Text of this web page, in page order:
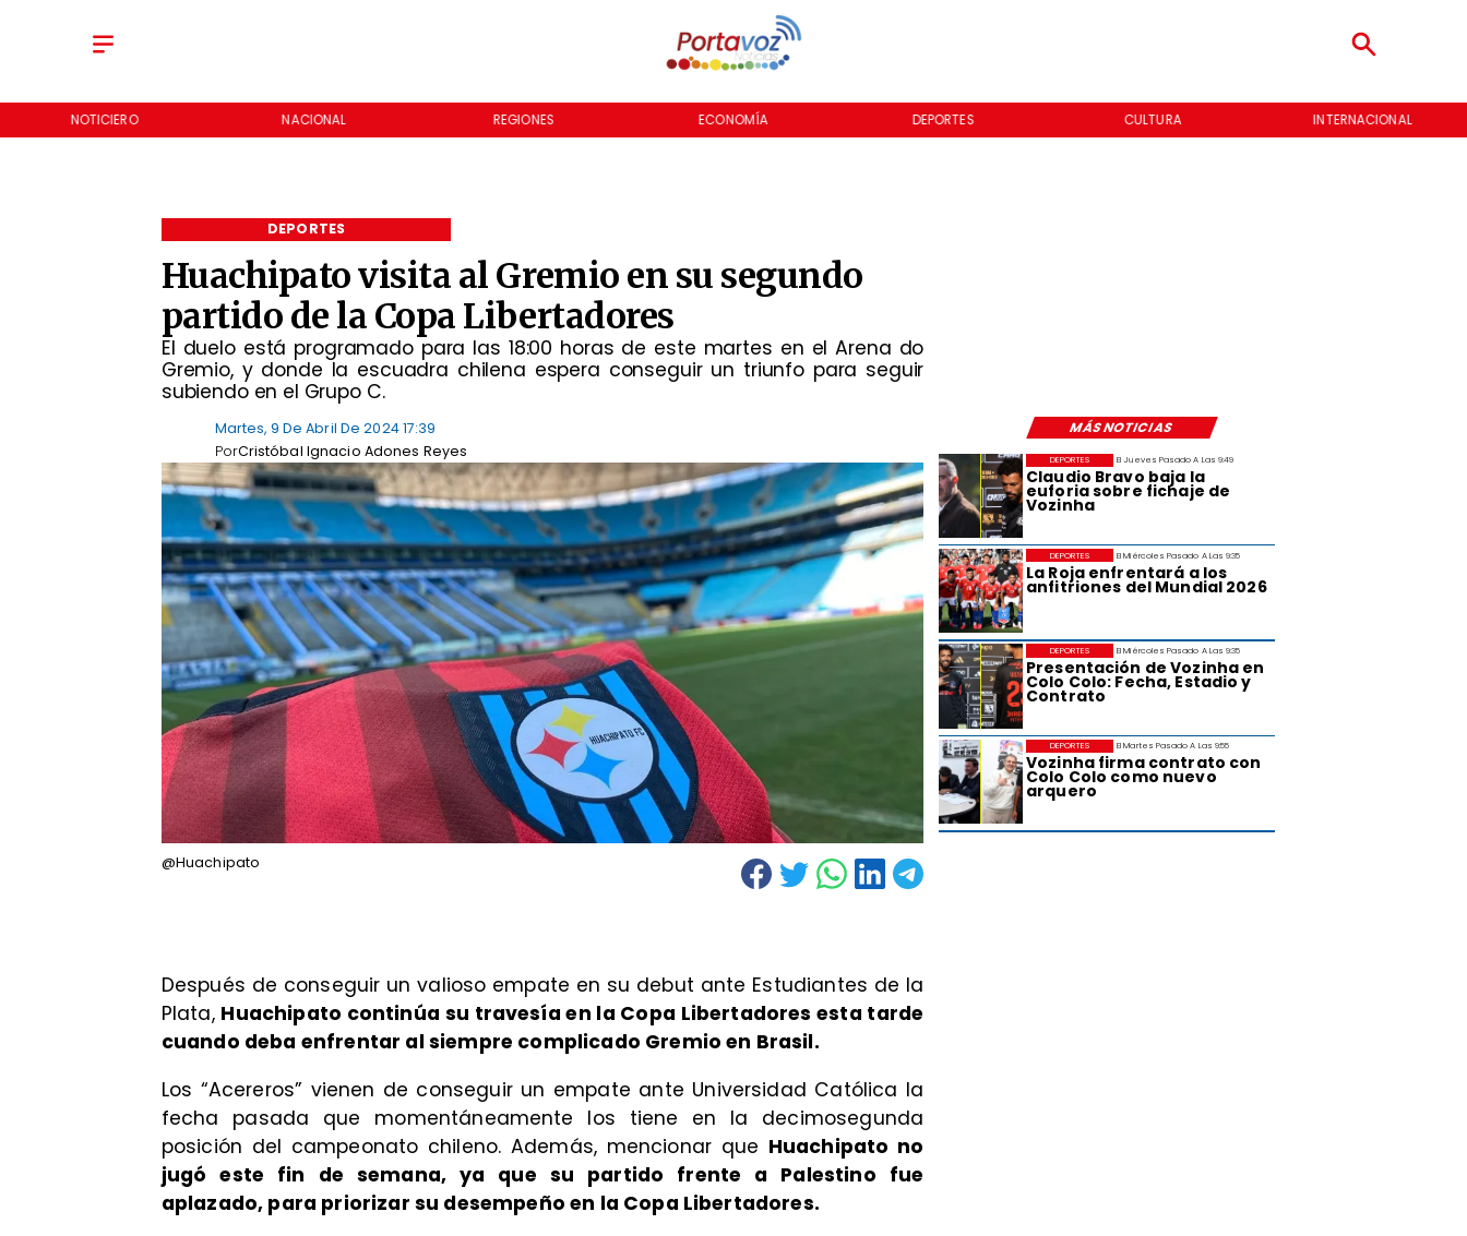
NOTICIERO NACIONAL REGIONES ECONOMÍA DEPORTES CULTURA INTERNACIONAL
Huachipato visita al Gremio en su segundo
partido de la Copa Libertadores
​El duelo está programado para las 18:00 horas de este martes en el Arena do
Gremio, y donde la escuadra chilena espera conseguir un triunfo para seguir
subiendo en el Grupo C.
DEPORTES
MÁS NOTICIAS
Martes, 9 De Abril De 2024 17:39
Cristóbal Ignacio Adones Reyes
Por
@Huachipato
El Jueves Pasado A Las 9:49
Claudio Bravo baja la
euforia sobre fichaje de
Vozinha
DEPORTES
El Miércoles Pasado A Las 9:35
La Roja enfrentará a los
anfitriones del Mundial 2026
DEPORTES
El Miércoles Pasado A Las 9:35
Presentación de Vozinha en
Colo Colo: Fecha, Estadio y
Contrato
DEPORTES
El Martes Pasado A Las 9:55
Vozinha firma contrato con
Colo Colo como nuevo
arquero
DEPORTES
​Después de conseguir un valioso empate en su debut ante Estudiantes de la
Plata, Huachipato continúa su travesía en la Copa Libertadores esta tarde
cuando deba enfrentar al siempre complicado Gremio en Brasil.
​Los “Acereros” vienen de conseguir un empate ante Universidad Católica la
fecha pasada que momentáneamente los tiene en la decimosegunda
posición del campeonato chileno. Además, mencionar que Huachipato no
jugó este fin de semana, ya que su partido frente a Palestino fue
aplazado, para priorizar su desempeño en la Copa Libertadores.